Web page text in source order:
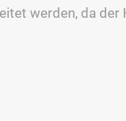
werden, da